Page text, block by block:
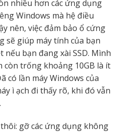
nhiều hơn các ứng dụng
Windows mà hệ điều
nên, việc đảm bảo ổ cứng
sẽ giúp máy tính của bạn
nếu bạn đang xài SSD. Mình
trống khoảng 10GB là ít
có lần máy Windows của
ì ạch đi thấy rõ, khi đó vẫn
gỡ các ứng dụng không